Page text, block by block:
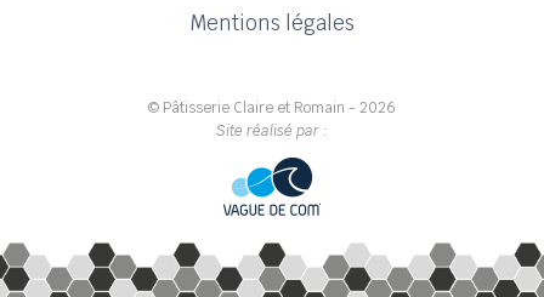
Mentions légales
© Pâtisserie Claire et Romain - 2026
Site réalisé par :